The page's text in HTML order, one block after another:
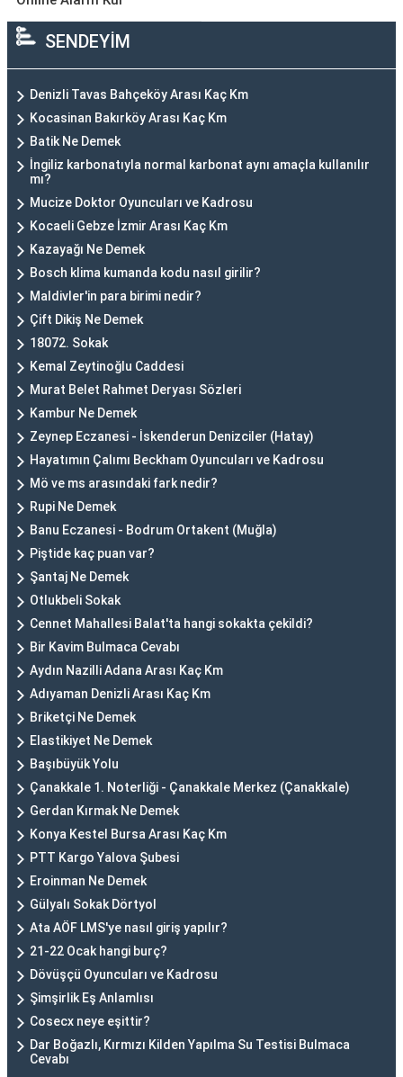
SENDEYİM
Denizli Tavas Bahçeköy Arası Kaç Km
Kocasinan Bakırköy Arası Kaç Km
Batik Ne Demek
İngiliz karbonatıyla normal karbonat aynı amaçla kullanılır
mı?
Mucize Doktor Oyuncuları ve Kadrosu
Kocaeli Gebze İzmir Arası Kaç Km
Kazayağı Ne Demek
Bosch klima kumanda kodu nasıl girilir?
Maldivler'in para birimi nedir?
Çift Dikiş Ne Demek
18072. Sokak
Kemal Zeytinoğlu Caddesi
Murat Belet Rahmet Deryası Sözleri
Kambur Ne Demek
Zeynep Eczanesi - İskenderun Denizciler (Hatay)
Hayatımın Çalımı Beckham Oyuncuları ve Kadrosu
Mö ve ms arasındaki fark nedir?
Rupi Ne Demek
Banu Eczanesi - Bodrum Ortakent (Muğla)
Piştide kaç puan var?
Şantaj Ne Demek
Otlukbeli Sokak
Cennet Mahallesi Balat'ta hangi sokakta çekildi?
Bir Kavim Bulmaca Cevabı
Aydın Nazilli Adana Arası Kaç Km
Adıyaman Denizli Arası Kaç Km
Briketçi Ne Demek
Elastikiyet Ne Demek
Başıbüyük Yolu
Çanakkale 1. Noterliği - Çanakkale Merkez (Çanakkale)
Gerdan Kırmak Ne Demek
Konya Kestel Bursa Arası Kaç Km
PTT Kargo Yalova Şubesi
Eroinman Ne Demek
Gülyalı Sokak Dörtyol
Ata AÖF LMS'ye nasıl giriş yapılır?
21-22 Ocak hangi burç?
Dövüşçü Oyuncuları ve Kadrosu
Şimşirlik Eş Anlamlısı
Cosecx neye eşittir?
Dar Boğazlı, Kırmızı Kilden Yapılma Su Testisi Bulmaca
Cevabı